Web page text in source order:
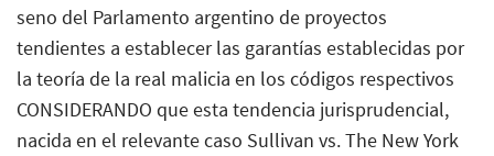
seno del Parlamento argentino de proyectos
tendientes a establecer las garantías establecidas por
la teoría de la real malicia en los códigos respectivos
CONSIDERANDO que esta tendencia jurisprudencial,
nacida en el relevante caso Sullivan vs. The New York